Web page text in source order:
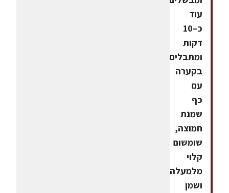
עוד
כ–10
דקות
ומתבלים.מגישים
בקערה
עם
כף
שמנת
חמוצה,
שומשום
קלוי
מלמעלה
ושמן